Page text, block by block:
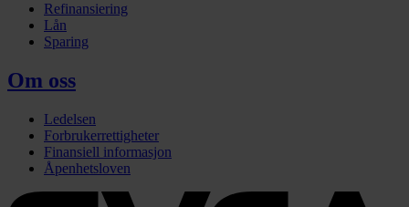
Refinansiering
Lån
Sparing
Om oss
Ledelsen
Forbrukerrettigheter
Finansiell informasjon
Åpenhetsloven